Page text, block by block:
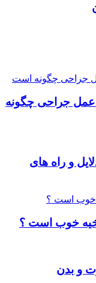
جراحی چگونه
و راه های
بخیه خوب است ؟
و بدن